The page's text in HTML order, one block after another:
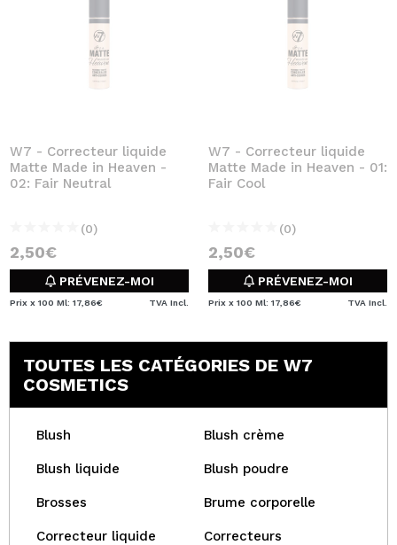
W7 - Correcteur liquide
Matte Made in Heaven -
02: Fair Neutral
(0)
2,50€
PRÉVENEZ-MOI
Prix x 100 Ml: 17,86€ TVA Incl.
W7 - Correcteur liquide
Matte Made in Heaven - 01:
Fair Cool
(0)
2,50€
PRÉVENEZ-MOI
Prix x 100 Ml: 17,86€ TVA Incl.
TOUTES LES CATÉGORIES DE W7
COSMETICS
Blush Blush crème
Blush liquide Blush poudre
Brosses Brume corporelle
Correcteur liquide
Correcteurs